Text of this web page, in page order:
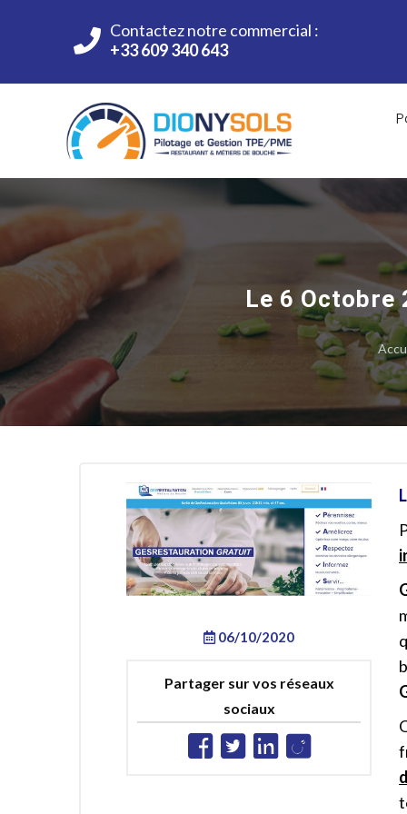
Contactez notre commercial :
+33 609 340 643
Le 6 Octobre
06/10/2020
Partager sur vos réseaux
sociaux